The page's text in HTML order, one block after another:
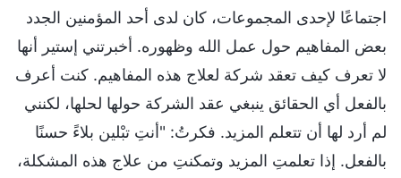
اجتماعًا لإحدى المجموعات، كان لدى أحد المؤمنين الجدد
بعض المفاهيم حول عمل الله وظهوره. أخبرتني إستير أنها
لا تعرف كيف تعقد شركة لعلاج هذه المفاهيم. كنت أعرف
بالفعل أي الحقائق ينبغي عقد الشركة حولها لحلها، لكنني
لم أرد لها أن تتعلم المزيد. فكرتُ: "أنتِ تبْلين بلاءً حسنًا
بالفعل. إذا تعلمتِ المزيد وتمكنتِ من علاج هذه المشكلة،